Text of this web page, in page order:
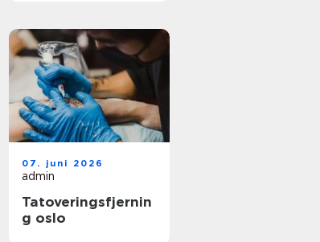
07. juni 2026
admin
Tatoveringsfjernin
g oslo